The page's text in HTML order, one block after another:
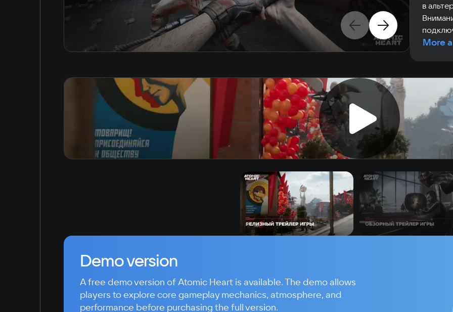
в
More
Demo version
A free demo version of Atomic Heart is available. The demo allows
players to explore core gameplay mechanics, atmosphere, and
performance before purchasing the full version.